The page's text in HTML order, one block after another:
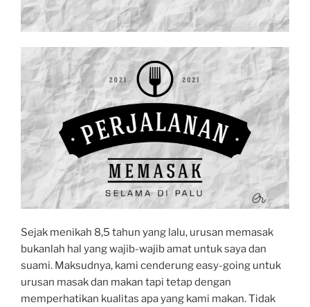
Sejak menikah 8,5 tahun yang lalu, urusan memasak
bukanlah hal yang wajib-wajib amat untuk saya dan
suami. Maksudnya, kami cenderung easy-going untuk
urusan masak dan makan tapi tetap dengan
memperhatikan kualitas apa yang kami makan. Tidak